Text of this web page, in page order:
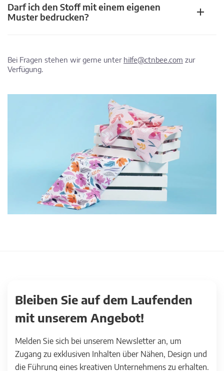
Darf ich den Stoff mit einem eigenen
Muster bedrucken?
Bei Fragen stehen wir gerne unter hilfe@ctnbee.com zur
Verfügung.
Bleiben Sie auf dem Laufenden
mit unserem Angebot!
Melden Sie sich bei unserem Newsletter an, um
Zugang zu exklusiven Inhalten über Nähen, Design und
die Führung eines kreativen Unternehmens zu erhalten.